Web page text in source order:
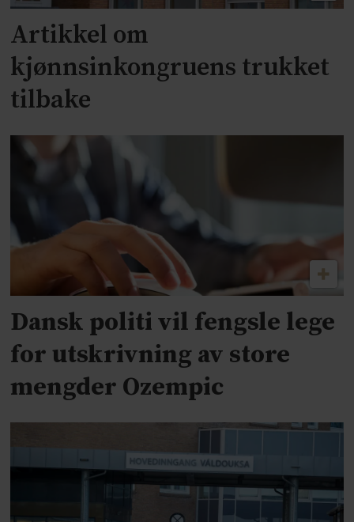
Artikkel om
kjønnsinkongruens trukket
tilbake
Dansk politi vil fengsle lege
for utskrivning av store
mengder Ozempic